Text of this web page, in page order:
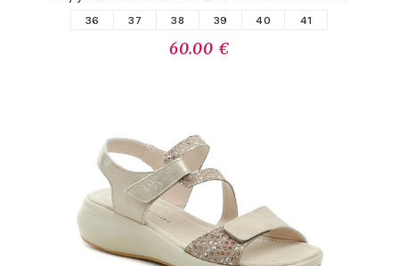
36 37 38 39 40 41
60.00 €